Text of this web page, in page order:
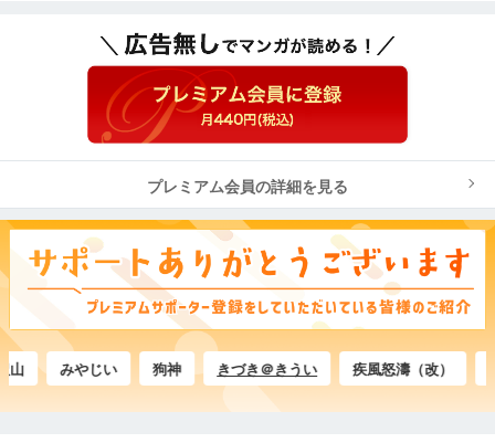
プレミアム会員の詳細を見る
みやじい きづき＠きうい 疾風怒濤（改）